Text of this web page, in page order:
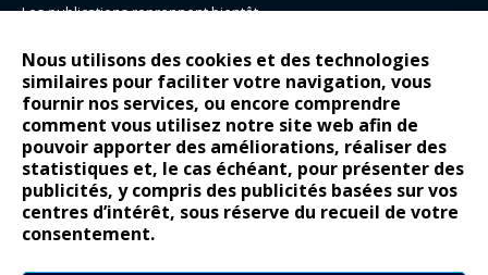
Nous utilisons des cookies et des technologies
similaires pour faciliter votre navigation, vous
fournir nos services, ou encore comprendre
comment vous utilisez notre site web afin de
pouvoir apporter des améliorations, réaliser des
statistiques et, le cas échéant, pour présenter des
publicités, y compris des publicités basées sur vos
centres d’intérêt, sous réserve du recueil de votre
consentement.
Les publications reprennent bientôt…
14 juillet : nouveau film de marque pour Citroën
Renault Espace : voyage, voyage…
Peugeot E-208 GTi : naissance d’une légende
COMMENTAIRES RÉCENTS
Bernard Dardartdans